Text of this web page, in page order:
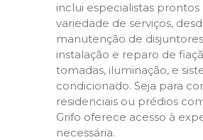
inclui especialistas prontos
variedade de serviços,
manutenção de
instalação e reparo de
tomadas, iluminação, e
condicionado. Seja para
residenciais ou prédios
Grifo oferece acesso à
necessária.